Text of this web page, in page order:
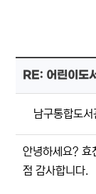
RE: 어린이도
남구통합도서
안녕하세요? 효
점 감사합니다.